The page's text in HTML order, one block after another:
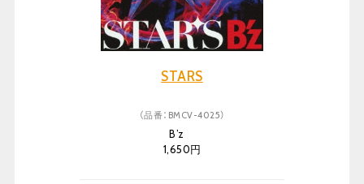
STARS
（品番：BMCV-4025）
B’z
1,650円